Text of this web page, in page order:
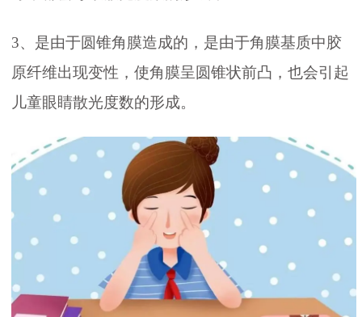
3、是由于圆锥角膜造成的，是由于角膜基质中胶
原纤维出现变性，使角膜呈圆锥状前凸，也会引起
儿童眼睛散光度数的形成。